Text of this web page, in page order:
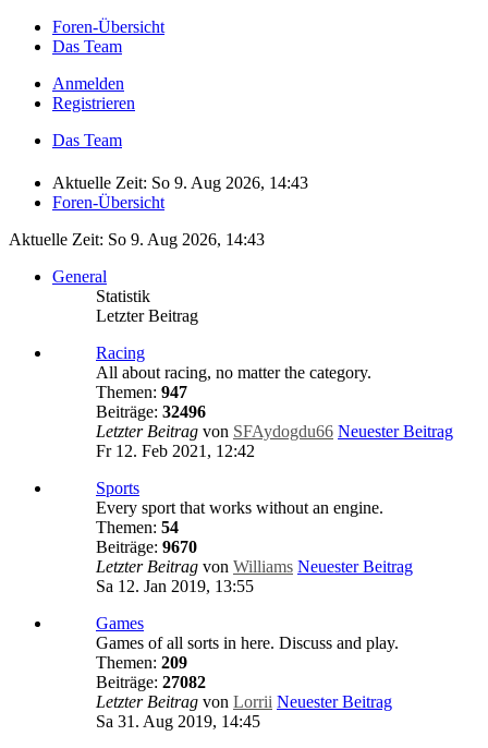
Foren-Übersicht
Das Team
Anmelden
Registrieren
Das Team
Aktuelle Zeit: So 9. Aug 2026, 14:43
Foren-Übersicht
Aktuelle Zeit: So 9. Aug 2026, 14:43
General
Statistik
Letzter Beitrag
Racing
All about racing, no matter the category.
Themen: 947
Beiträge: 32496
Letzter Beitrag von SFAydogdu66 Neuester Beitrag
Fr 12. Feb 2021, 12:42
Sports
Every sport that works without an engine.
Themen: 54
Beiträge: 9670
Letzter Beitrag von Williams Neuester Beitrag
Sa 12. Jan 2019, 13:55
Games
Games of all sorts in here. Discuss and play.
Themen: 209
Beiträge: 27082
Letzter Beitrag von Lorrii Neuester Beitrag
Sa 31. Aug 2019, 14:45